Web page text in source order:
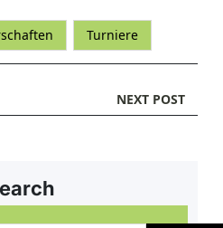
Turniere
NEXT POST